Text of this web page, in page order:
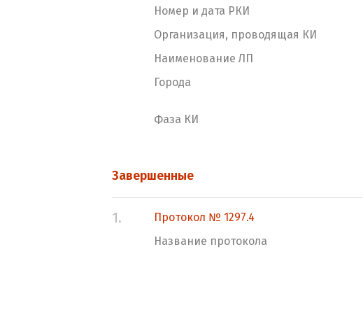
Номер и дата РКИ
Организация, проводящая КИ
Наименование ЛП
Города
Фаза КИ
Завершенные
1.
Протокол № 1297.4
Название протокола